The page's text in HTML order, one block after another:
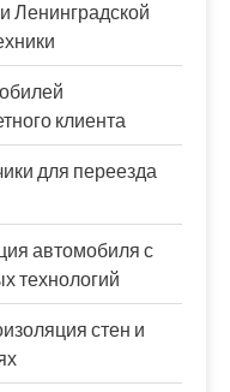
Ленинградской
клиента
для переезда
автомобиля с
технологий
стен и